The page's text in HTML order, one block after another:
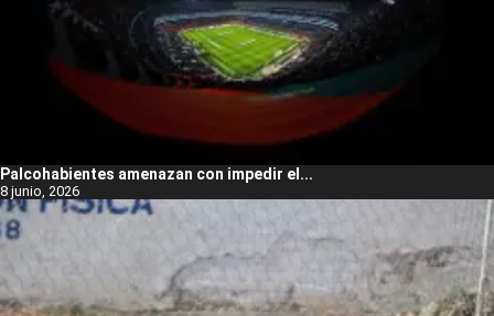
Palcohabientes amenazan con impedir el...
8 junio, 2026